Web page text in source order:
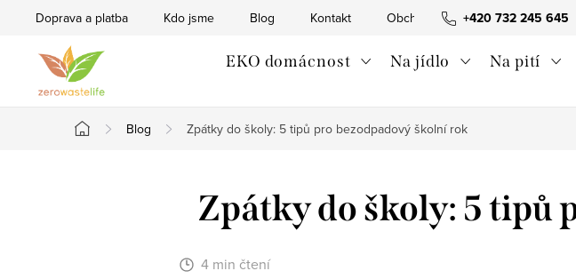
+420 732 245 645
Doprava a platba Kdo jsme Blog Kontakt Obchodní podmínky
EKO domácnost Na jídlo Na pití
Domů
Blog Zpátky do školy: 5 tipů pro bezodpadový školní rok
Zpátky do školy: 5 tipů
4 min čtení